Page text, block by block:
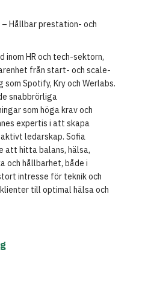
Hållbar prestation- och
inom HR och tech-sektorn,
från start- och scale-
Spotify, Kry och Werlabs.
snabbrörliga
som höga krav och
expertis i att skapa
ledarskap. Sofia
att hitta balans, hälsa,
och hållbarhet, både i
intresse för teknik och
till optimal hälsa och